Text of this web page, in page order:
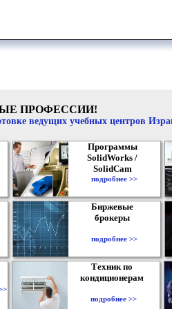
ПРОФЕССИИ!
ведущих учебных центров
Программы
SolidWorks /
SolidCam
подробнее >>
Биржевые
брокеры
подробнее >>
Техник по
кондиционерам
подробнее >>